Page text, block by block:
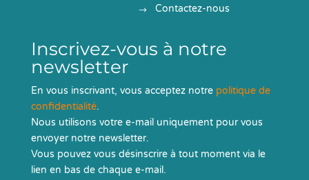
Contactez-nous
Inscrivez-vous à notre
newsletter
En vous inscrivant, vous acceptez notre politique de
confidentialité.
Nous utilisons votre e-mail uniquement pour vous
envoyer notre newsletter.
Vous pouvez vous désinscrire à tout moment via le
lien en bas de chaque e-mail.